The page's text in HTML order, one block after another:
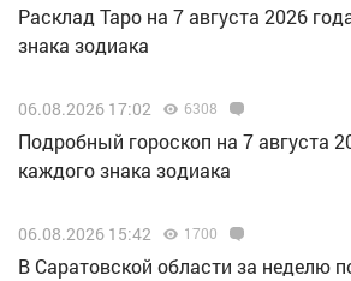
Расклад Таро на 7 августа 2026
знака зодиака
06.08.2026 17:02 6308
Подробный гороскоп на 7 августа
каждого знака зодиака
06.08.2026 15:42 1700
В Саратовской области за неделю